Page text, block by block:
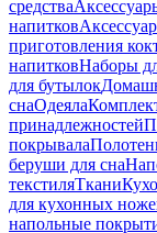
средства
напитков
приготовления
напитковНаборы
для бутылок
снаОдеяла
принадлежностей
покрывала
беруши для сна
текстиляТкани
для кухонных
напольные